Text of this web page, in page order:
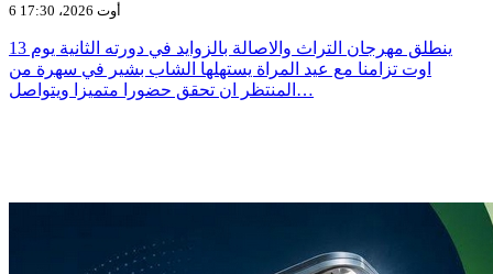
6 أوت 2026، 17:30
ينطلق مهرجان التراث والاصالة بالزوايد في دورته الثانية يوم 13
اوت تزامنا مع عيد المراة يستهلها الشاب بشير في سهرة من
المنتظر ان تحقق حضورا متميزا ويتواصل…